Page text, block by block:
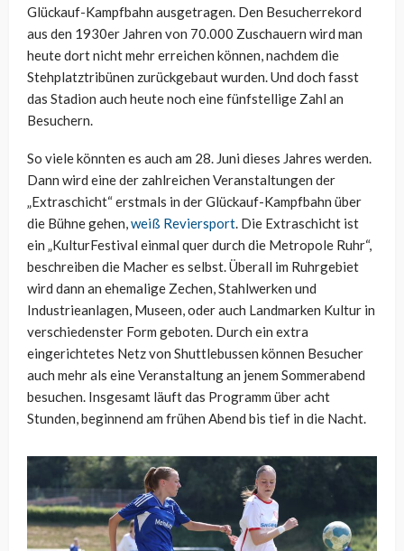
Glückauf-Kampfbahn ausgetragen. Den Besucherrekord
aus den 1930er Jahren von 70.000 Zuschauern wird man
heute dort nicht mehr erreichen können, nachdem die
Stehplatztribünen zurückgebaut wurden. Und doch fasst
das Stadion auch heute noch eine fünfstellige Zahl an
Besuchern.
So viele könnten es auch am 28. Juni dieses Jahres werden.
Dann wird eine der zahlreichen Veranstaltungen der
„Extraschicht“ erstmals in der Glückauf-Kampfbahn über
die Bühne gehen,weiß Reviersport. Die Extraschicht ist
ein „KulturFestival einmal quer durch die Metropole Ruhr“,
beschreiben die Macher es selbst. Überall im Ruhrgebiet
wird dann an ehemalige Zechen, Stahlwerken und
Industrieanlagen, Museen, oder auch Landmarken Kultur in
verschiedenster Form geboten. Durch ein extra
eingerichtetes Netz von Shuttlebussen können Besucher
auch mehr als eine Veranstaltung an jenem Sommerabend
besuchen. Insgesamt läuft das Programm über acht
Stunden, beginnend am frühen Abend bis tief in die Nacht.